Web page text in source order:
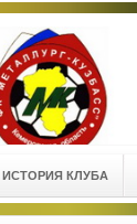
ИСТОРИЯ КЛУБА